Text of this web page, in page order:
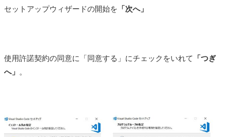
セットアップウィザードの開始を 「次へ」
使用許諾契約の同意に「同意する」にチェックをいれて
「つぎ
へ」 。